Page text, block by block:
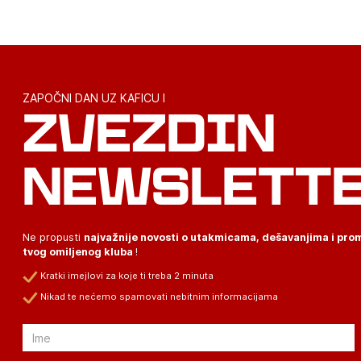
ZAPOČNI DAN UZ KAFICU I
ZVEZDIN
Ne propusti najvažnije novosti o utakmicama, dešavanjima i
tvog omiljenog kluba !
Kratki imejlovi za koje ti treba 2 minuta
Nikad te nećemo spamovati nebitnim informacijama
Email